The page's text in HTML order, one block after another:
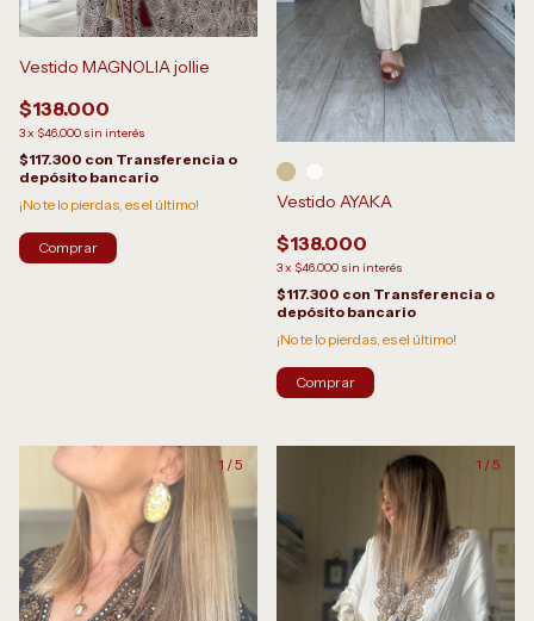
Vestido MAGNOLIA jollie
$138.000
3x $46.000 sin interés
$117.300 con Transferencia o
depósito bancario
¡No te lo pierdas, es el último!
Vestido AYAKA
$138.000
3x $46.000 sin interés
$117.300 con Transferencia o
depósito bancario
¡No te lo pierdas, es el último!
Comprar
1 /5 1 /5